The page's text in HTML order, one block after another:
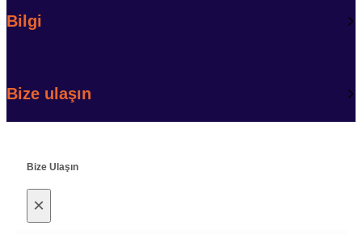
Bilgi
Bize ulaşın
Bize Ulaşın
×